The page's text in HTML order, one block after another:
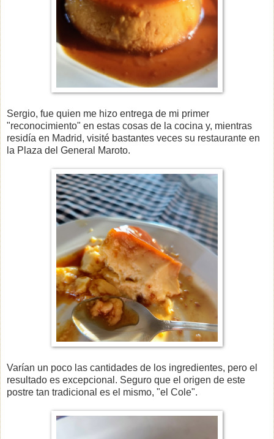
Sergio, fue quien me hizo entrega de mi primer
"reconocimiento" en estas cosas de la cocina y, mientras
residía en Madrid, visité bastantes veces su restaurante en
la Plaza del General Maroto.
Varían un poco las cantidades de los ingredientes, pero el
resultado es excepcional. Seguro que el origen de este
postre tan tradicional es el mismo, "el Cole".